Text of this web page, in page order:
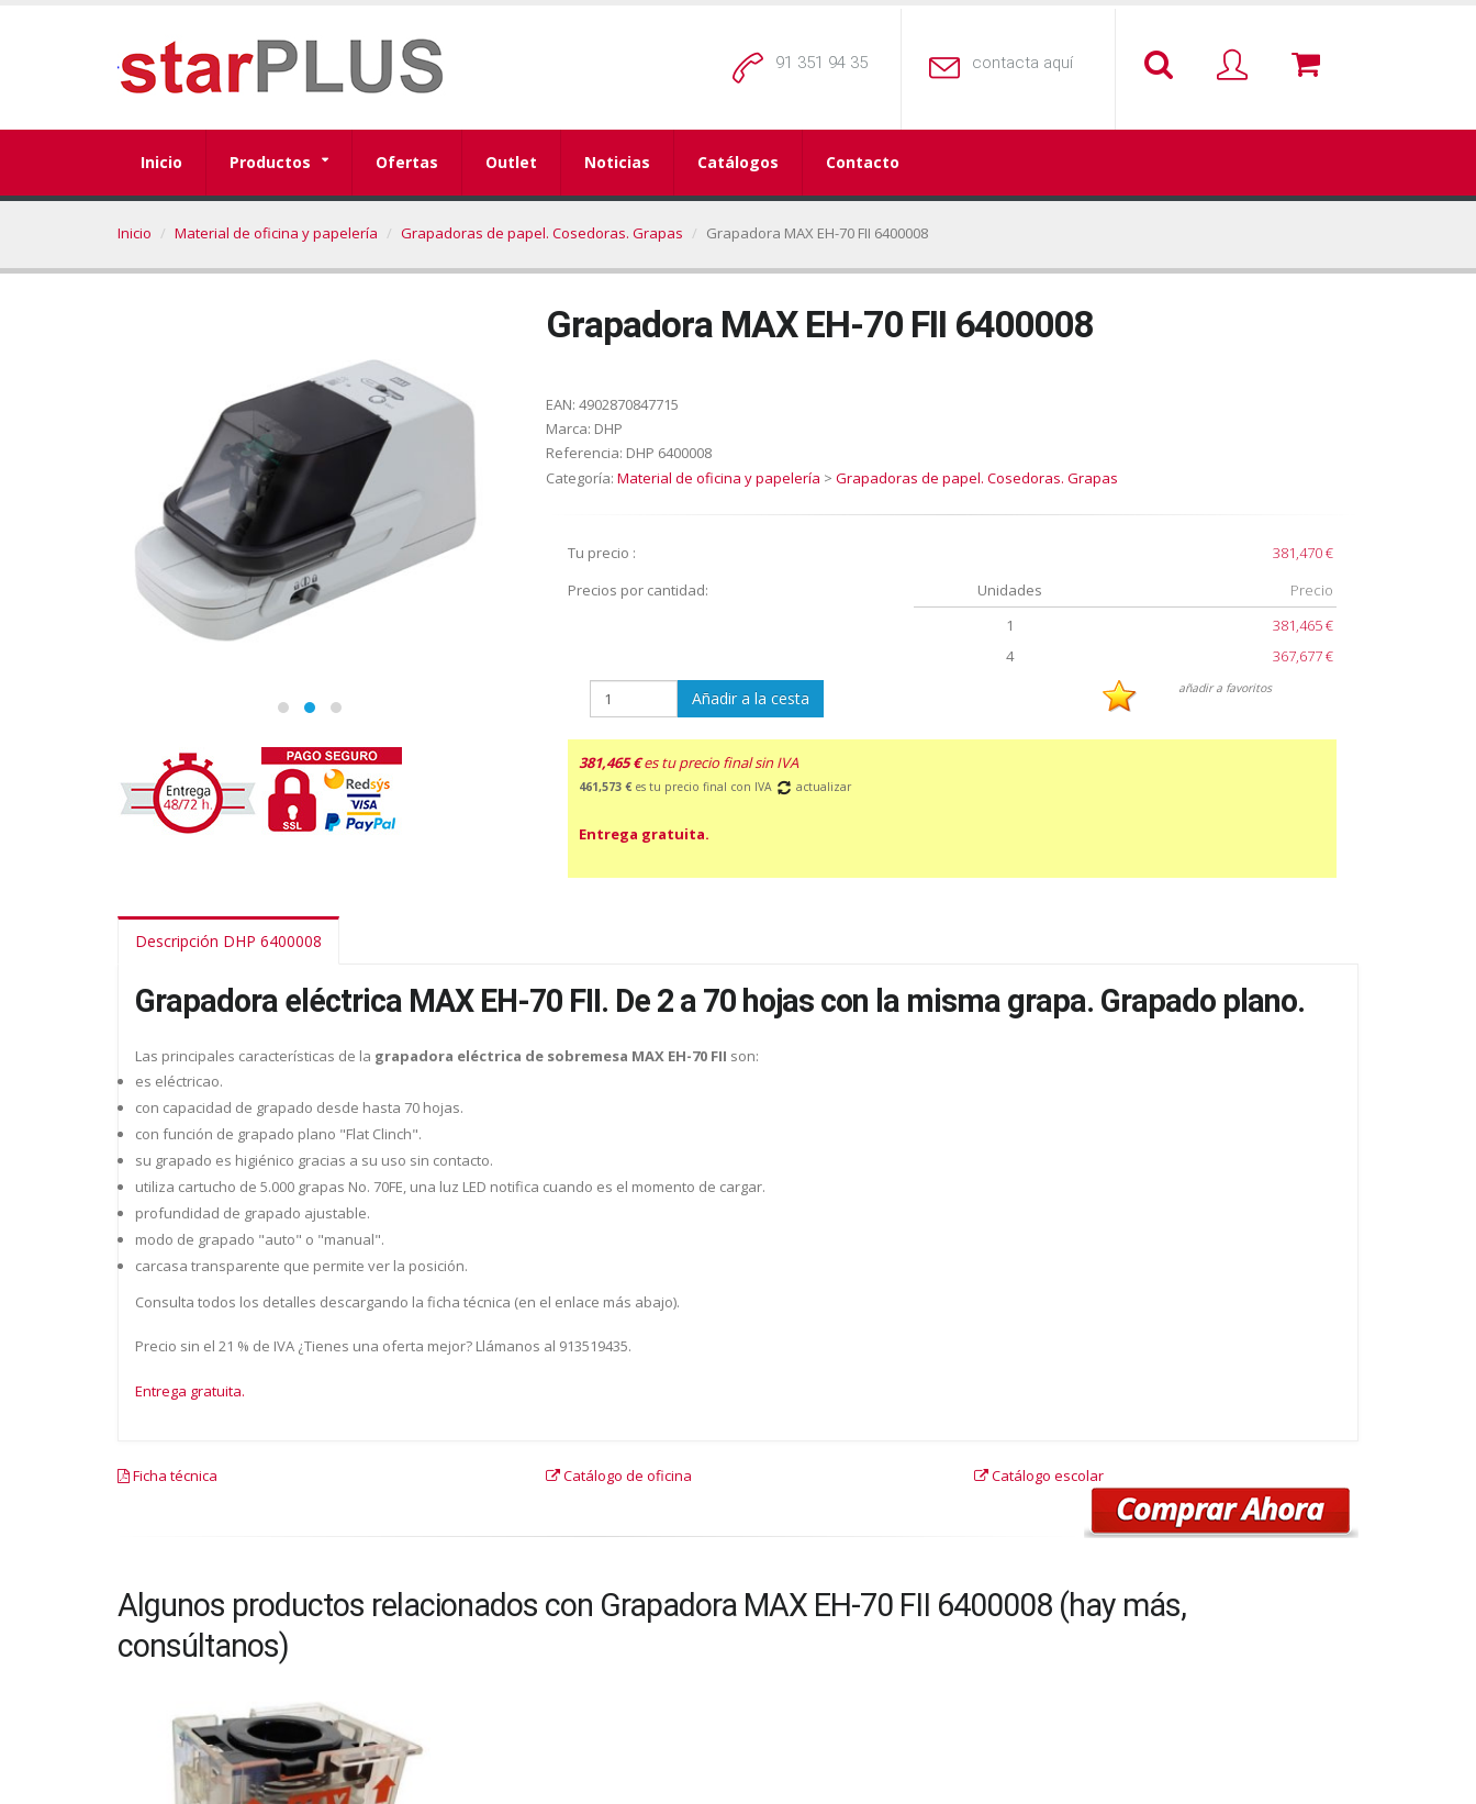
91 351 94 35 contacta aquí
Inicio Productos Ofertas Outlet Noticias Catálogos Contacto
Inicio Material de oficina y papelería Grapadoras de papel. Cosedoras. Grapas Grapadora MAX EH-70 FII 6400008
Grapadora MAX EH-70 FII 6400008
EAN: 4902870847715
Marca: DHP
Referencia: DHP 6400008
Categoría: Material de oficina y papelería > Grapadoras de papel. Cosedoras. Grapas
Tu precio :
381,470 €
Precios por cantidad:
Unidades
Precio
1
381,465 €
4
367,677 €
Añadir a la cesta añadir a favoritos
381,465 € es tu precio final sin IVA
461,573 € es tu precio final con IVA actualizar
Entrega gratuita.
Descripción DHP 6400008
Grapadora eléctrica MAX EH-70 FII. De 2 a 70 hojas con la misma grapa. Grapado plano.
Las principales características de la grapadora eléctrica de sobremesa MAX EH-70 FII son:
es eléctricao.
con capacidad de grapado desde hasta 70 hojas.
con función de grapado plano "Flat Clinch".
su grapado es higiénico gracias a su uso sin contacto.
utiliza cartucho de 5.000 grapas No. 70FE, una luz LED notifica cuando es el momento de cargar.
profundidad de grapado ajustable.
modo de grapado "auto" o "manual".
carcasa transparente que permite ver la posición.
Consulta todos los detalles descargando la ficha técnica (en el enlace más abajo).
Precio sin el 21 % de IVA ¿Tienes una oferta mejor? Llámanos al 913519435.
Entrega gratuita.
Ficha técnica Catálogo de oficina Catálogo escolar
Algunos productos relacionados con Grapadora MAX EH-70 FII 6400008 (hay más,
consúltanos)